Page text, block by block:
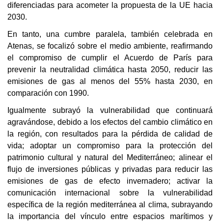
diferenciadas para acometer la propuesta de la UE hacia
2030.
En tanto, una cumbre paralela, también celebrada en
Atenas, se focalizó sobre el medio ambiente, reafirmando
el compromiso de cumplir el Acuerdo de París para
prevenir la neutralidad climática hasta 2050, reducir las
emisiones de gas al menos del 55% hasta 2030, en
comparación con 1990.
Igualmente subrayó la vulnerabilidad que continuará
agravándose, debido a los efectos del cambio climático en
la región, con resultados para la pérdida de calidad de
vida; adoptar un compromiso para la protección del
patrimonio cultural y natural del Mediterráneo; alinear el
flujo de inversiones públicas y privadas para reducir las
emisiones de gas de efecto invernadero; activar la
comunicación internacional sobre la vulnerabilidad
específica de la región mediterránea al clima, subrayando
la importancia del vínculo entre espacios marítimos y